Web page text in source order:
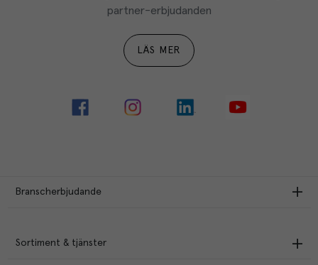
partner-erbjudanden
LÄS MER
Branscherbjudande
Sortiment & tjänster